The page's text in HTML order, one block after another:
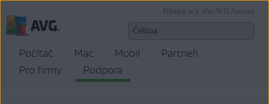
Přihlásit se k účtu AVG Account
Počítač Mac Mobil
Partneři
Pro firmy
Podpora